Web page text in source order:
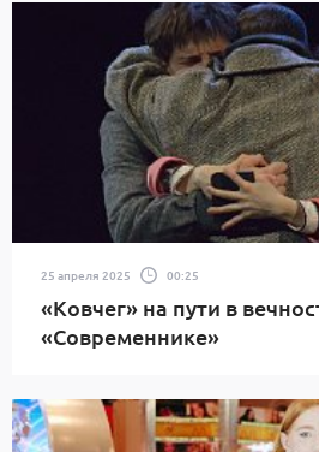
25 апреля 2025 00:25
«Ковчег» на пути в
«Современнике»